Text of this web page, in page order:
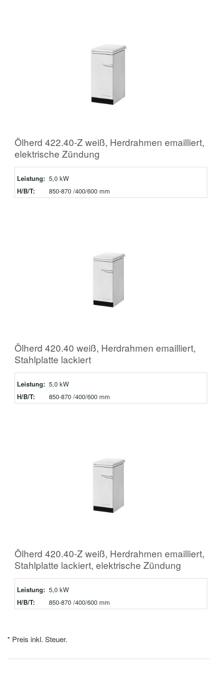
Ölherd 422.40-Z weiß, Herdrahmen emailliert,
elektrische Zündung
Leistung: 5,0 kW
H/B/T:
850-870 /400/600 mm
Ölherd 420.40 weiß, Herdrahmen emailliert,
Stahlplatte lackiert
Leistung: 5,0 kW
H/B/T:
850-870 /400/600 mm
Ölherd 420.40-Z weiß, Herdrahmen emailliert,
Stahlplatte lackiert, elektrische Zündung
Leistung: 5,0 kW
H/B/T:
850-870 /400/600 mm
* Preis inkl. Steuer.